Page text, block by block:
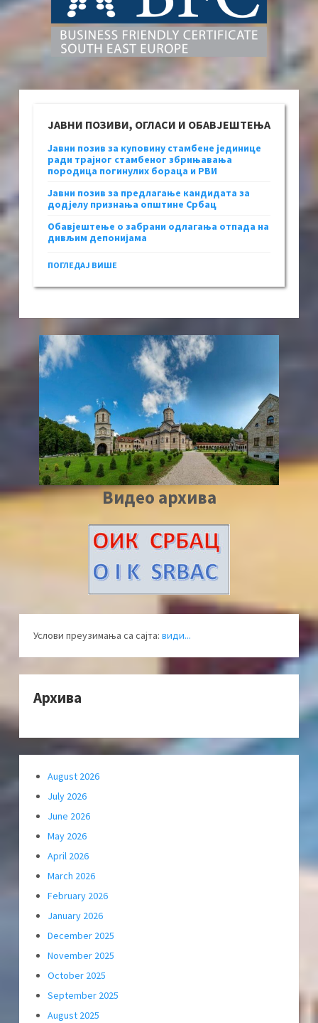
ЈАВНИ ПОЗИВИ, ОГЛАСИ И ОБАВЈЕШТЕЊА
Јавни позив за куповину стамбене јединице
ради трајног стамбеног збрињавања
породица погинулих бораца и РВИ
Јавни позив за предлагање кандидата за
додјелу признања општине Србац
Обавјештење о забрани одлагања отпада на
дивљим депонијама
ПОГЛЕДАЈ ВИШЕ
Видео архива
Услови преузимања са сајта: види...
Архива
August 2026
July 2026
June 2026
May 2026
April 2026
March 2026
February 2026
January 2026
December 2025
November 2025
October 2025
September 2025
August 2025